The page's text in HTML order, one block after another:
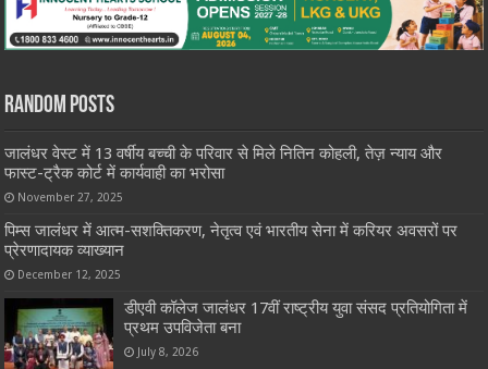
Random Posts
जालंधर वेस्ट में 13 वर्षीय बच्ची के परिवार से मिले नितिन कोहली, तेज़ न्याय और
फास्ट-ट्रैक कोर्ट में कार्यवाही का भरोसा
November 27, 2025
पिम्स जालंधर में आत्म-सशक्तिकरण, नेतृत्व एवं भारतीय सेना में करियर अवसरों पर
प्रेरणादायक व्याख्यान
December 12, 2025
डीएवी कॉलेज जालंधर 17वीं राष्ट्रीय युवा संसद प्रतियोगिता में
प्रथम उपविजेता बना
July 8, 2026